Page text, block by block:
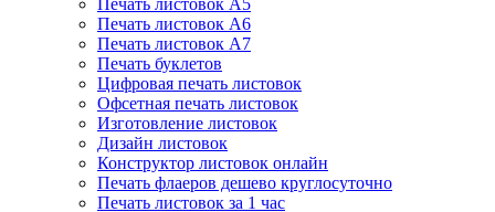
Печать листовок А5
Печать листовок А6
Печать листовок А7
Печать буклетов
Цифровая печать листовок
Офсетная печать листовок
Изготовление листовок
Дизайн листовок
Конструктор листовок онлайн
Печать флаеров дешево круглосуточно
Печать листовок за 1 час